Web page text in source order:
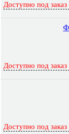
Доступно под заказ
Доступно под заказ
Доступно под заказ